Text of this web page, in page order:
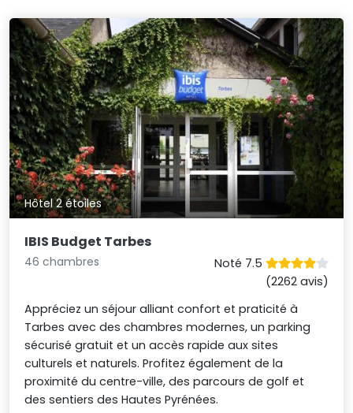
Hôtel 2 étoiles
IBIS Budget Tarbes
46 chambres
Noté 7.5
(2262 avis)
Appréciez un séjour alliant confort et praticité à
Tarbes avec des chambres modernes, un parking
sécurisé gratuit et un accès rapide aux sites
culturels et naturels. Profitez également de la
proximité du centre-ville, des parcours de golf et
des sentiers des Hautes Pyrénées.